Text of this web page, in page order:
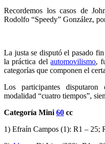
Recordemos los casos de
Rodolfo “Speedy” González,
La justa se disputó el pasado
la práctica delautomovilismo,
categorías que componen el
Los participantes disputaron
modalidad “cuatro tiempos”,
Categoría Mini 60 cc
1) Efraín Campos (1): R1 – 25;